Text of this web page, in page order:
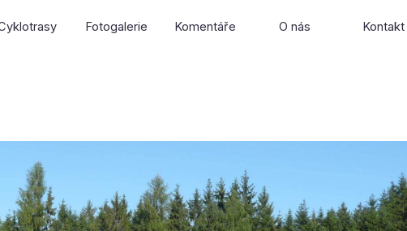
▼ Fotogalerie Komentáře O nás Kontakt